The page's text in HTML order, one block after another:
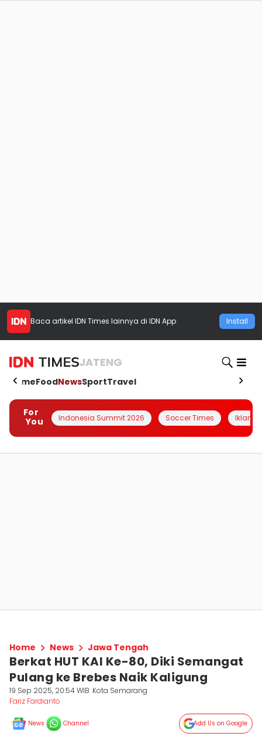
Baca artikel IDN Times lainnya di IDN App Install
JATENG
HomeFoodNewsSportTravel
For
You
Indonesia Summit 2026 Soccer Times Iklanin
Home News Jawa Tengah
Berkat HUT KAI Ke-80, Diki Semangat
Pulang ke Brebes Naik Kaligung
19 Sep 2025, 20:54 WIB Kota Semarang
Fariz Fardianto
News Channel Add Us on Google